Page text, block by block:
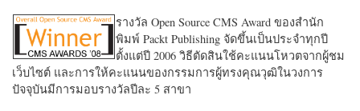
รางวัล Open Source CMS Award ของสำนัก
พิมพ์ Packt Publishing จัดขึ้นเป็นประจำทุกปี
ตั้งแต่ปี 2006 วิธีตัดสินใช้คะแนนโหวตจากผู้ชม
เว็บไซต์ และการให้คะแนนของกรรมการผู้ทรงคุณวุฒิในวงการ
ปัจจุบันมีการมอบรางวัลปีละ 5 สาขา